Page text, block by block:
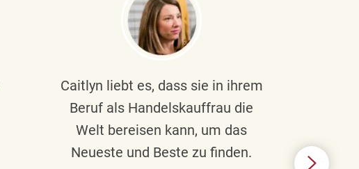
Caitlyn liebt es, dass sie in ihrem
Beruf als Handelskauffrau die
Welt bereisen kann, um das
Neueste und Beste zu finden.